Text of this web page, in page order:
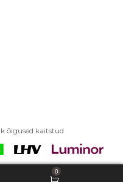
õigused kaitstud
0